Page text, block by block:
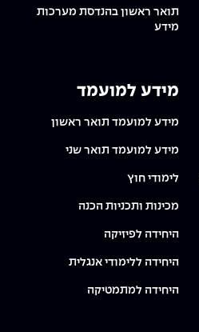
תואר ראשון בהנדסת מערכות
מידע
מידע למועמד
מידע למועמד תואר ראשון
מידע למועמד תואר שני
לימודי חוץ
מכינות ותכניות הכנה
היחידה לפיזיקה
היחידה ללימודי אנגלית
היחידה למתמטיקה